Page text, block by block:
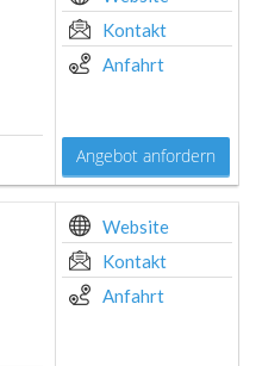
Kontakt
Anfahrt
Angebot anfordern
Website
Kontakt
Anfahrt